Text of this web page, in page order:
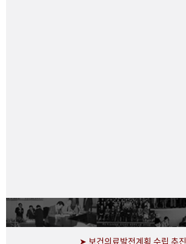
➤ 보건의료발전계획 수립 추진